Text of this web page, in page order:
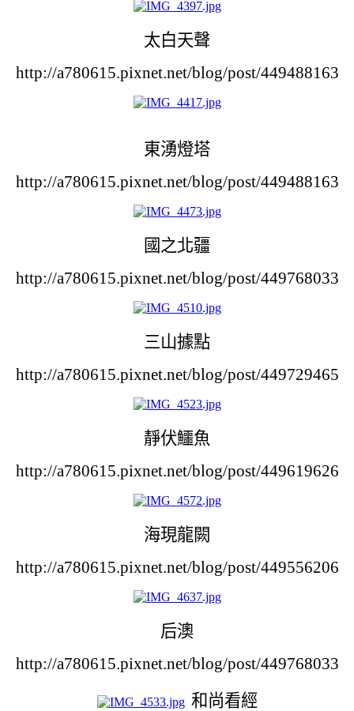
太白天聲
http://a780615.pixnet.net/blog/post/449488163
東湧燈塔
http://a780615.pixnet.net/blog/post/449488163
國之北疆
http://a780615.pixnet.net/blog/post/449768033
三山據點
http://a780615.pixnet.net/blog/post/449729465
靜伏鱷魚
http://a780615.pixnet.net/blog/post/449619626
海現龍闕
http://a780615.pixnet.net/blog/post/449556206
后澳
http://a780615.pixnet.net/blog/post/449768033
和尚看經